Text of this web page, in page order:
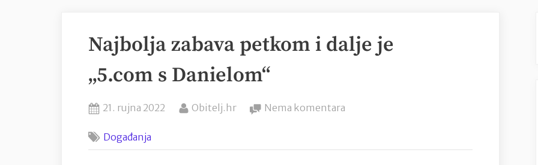
Najbolja zabava petkom i dalje je
„5.com s Danielom“
Posted
21. rujna 2022 By
Obitelj.hr Nema komentara
Događanja